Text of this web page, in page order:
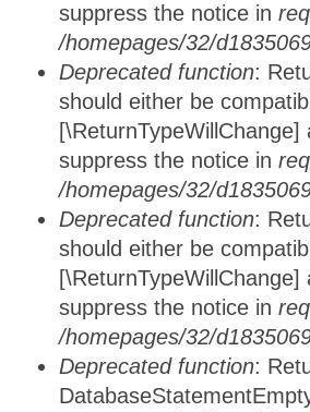
suppress the notice in
/homepages/32/
Deprecated function:
should either be
suppress the notice in
/homepages/32/
Deprecated function:
should either be
suppress the notice in
/homepages/32/
Deprecated function: